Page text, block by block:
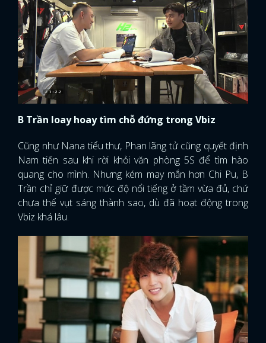
B Trần loay hoay tìm chỗ đứng trong Vbiz
Cũng như Nana tiểu thư, Phan lãng tử cũng quyết định
Nam tiến sau khi rời khỏi văn phòng 5S để tìm hào
quang cho mình. Nhưng kém may mắn hơn Chi Pu, B
Trần chỉ giữ được mức độ nổi tiếng ở tầm vừa đủ, chứ
chưa thể vụt sáng thành sao, dù đã hoạt động trong
Vbiz khá lâu.